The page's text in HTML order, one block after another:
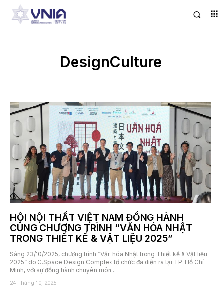
DesignCulture
HỘI NỘI THẤT VIỆT NAM ĐỒNG HÀNH
CÙNG CHƯƠNG TRÌNH “VĂN HÓA NHẬT
TRONG THIẾT KẾ & VẬT LIỆU 2025”
Sáng 23/10/2025, chương trình “Văn hóa Nhật trong Thiết kế & Vật liệu
2025” do C.Space Design Complex tổ chức đã diễn ra tại TP. Hồ Chí
Minh, với sự đồng hành chuyên môn...
24 Tháng 10, 2025